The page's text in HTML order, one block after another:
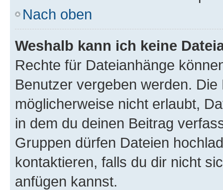
Nach oben
Weshalb kann ich keine
Rechte für Dateianhänge
Benutzer vergeben werden.
möglicherweise nicht erlaubt,
in dem du deinen Beitrag
Gruppen dürfen Dateien
kontaktieren, falls du dir nicht
anfügen kannst.